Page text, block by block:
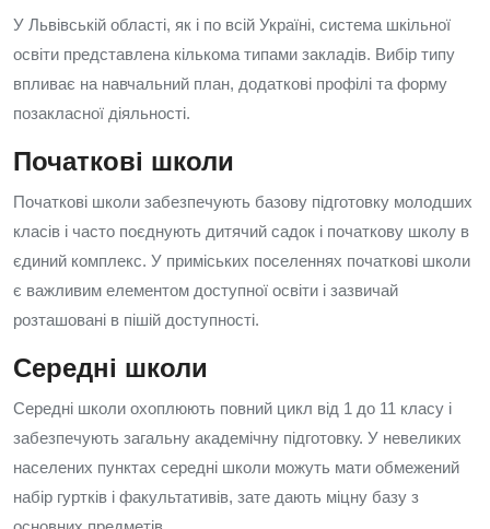
У Львівській області, як і по всій Україні, система шкільної
освіти представлена кількома типами закладів. Вибір типу
впливає на навчальний план, додаткові профілі та форму
позакласної діяльності.
Початкові школи
Початкові школи забезпечують базову підготовку молодших
класів і часто поєднують дитячий садок і початкову школу в
єдиний комплекс. У приміських поселеннях початкові школи
є важливим елементом доступної освіти і зазвичай
розташовані в пішій доступності.
Середні школи
Середні школи охоплюють повний цикл від 1 до 11 класу і
забезпечують загальну академічну підготовку. У невеликих
населених пунктах середні школи можуть мати обмежений
набір гуртків і факультативів, зате дають міцну базу з